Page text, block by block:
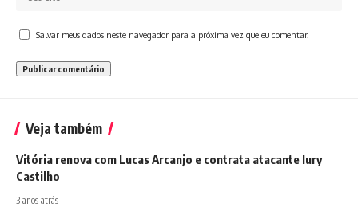
Salvar meus dados neste navegador para a próxima vez que eu comentar.
Veja também
Vitória renova com Lucas Arcanjo e contrata atacante Iury
Castilho
3 anos atrás